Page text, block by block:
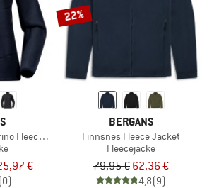
Fleece Midlayer Jacket
€
(0)
22%
BERGANS
Finnsnes Fleece Jacket
Fleecejacke
79,95 € 62,36 €
4,8(9)